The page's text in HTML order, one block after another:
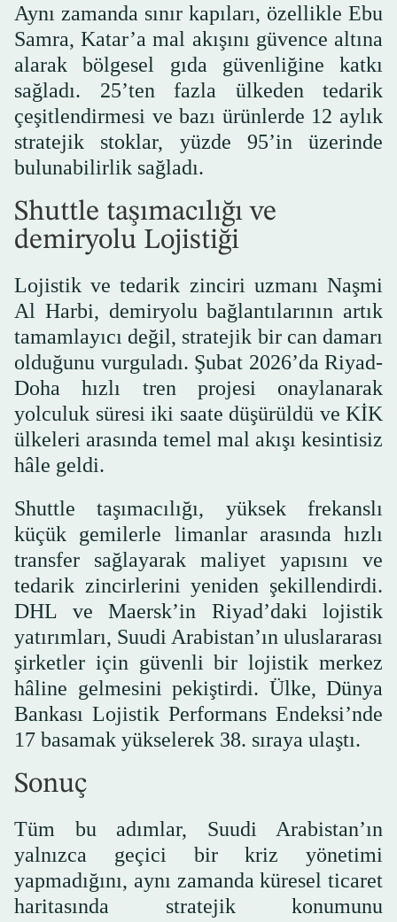
Aynı zamanda sınır kapıları, özellikle Ebu
Samra, Katar’a mal akışını güvence altına
alarak bölgesel gıda güvenliğine katkı
sağladı. 25’ten fazla ülkeden tedarik
çeşitlendirmesi ve bazı ürünlerde 12 aylık
stratejik stoklar, yüzde 95’in üzerinde
bulunabilirlik sağladı.
Shuttle taşımacılığı ve
demiryolu Lojistiği
Lojistik ve tedarik zinciri uzmanı Naşmi
Al Harbi, demiryolu bağlantılarının artık
tamamlayıcı değil, stratejik bir can damarı
olduğunu vurguladı. Şubat 2026’da Riyad-
Doha hızlı tren projesi onaylanarak
yolculuk süresi iki saate düşürüldü ve KİK
ülkeleri arasında temel mal akışı kesintisiz
hâle geldi.
Shuttle taşımacılığı, yüksek frekanslı
küçük gemilerle limanlar arasında hızlı
transfer sağlayarak maliyet yapısını ve
tedarik zincirlerini yeniden şekillendirdi.
DHL ve Maersk’in Riyad’daki lojistik
yatırımları, Suudi Arabistan’ın uluslararası
şirketler için güvenli bir lojistik merkez
hâline gelmesini pekiştirdi. Ülke, Dünya
Bankası Lojistik Performans Endeksi’nde
17 basamak yükselerek 38. sıraya ulaştı.
Sonuç
Tüm bu adımlar, Suudi Arabistan’ın
yalnızca geçici bir kriz yönetimi
yapmadığını, aynı zamanda küresel ticaret
haritasında stratejik konumunu